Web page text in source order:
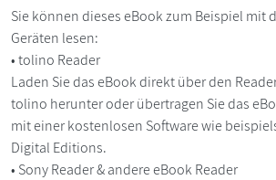
Sie können dieses eBook zum Beispiel mit
Geräten lesen:
• tolino Reader
Laden Sie das eBook direkt über den
tolino herunter oder übertragen Sie das
mit einer kostenlosen Software wie
Digital Editions.
• Sony Reader & andere eBook Reader